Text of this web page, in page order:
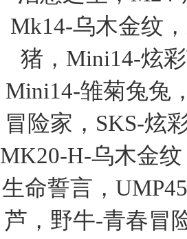
Mk14-乌木金纹
猪，Mini14-炫
Mini14-雏菊兔兔
冒险家，SKS-炫
MK20-H-乌木金
生命誓言，
芦，野牛-青春冒